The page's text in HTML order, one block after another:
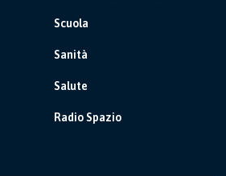
Scuola
Sanità
Salute
Radio Spazio